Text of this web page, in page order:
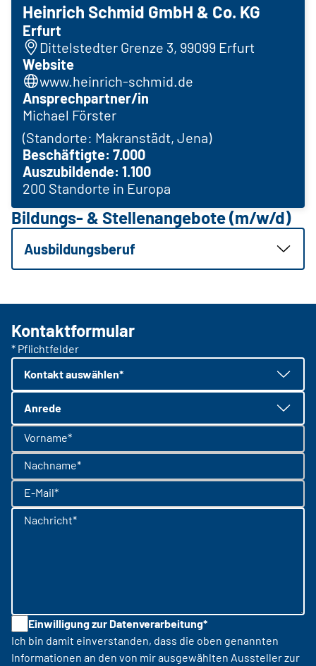
Heinrich Schmid GmbH & Co. KG
Erfurt
Dittelstedter Grenze 3, 99099 Erfurt
Website
www.heinrich-schmid.de
Ansprechpartner/in
Michael Förster
(Standorte: Makranstädt, Jena)
Beschäftigte: 7.000
Auszubildende: 1.100
200 Standorte in Europa
Bildungs- & Stellenangebote (m/w/d)
Ausbildungsberuf
Kontaktformular
* Pflichtfelder
Kontakt auswählen*
Anrede
Vorname*
Nachname*
E-Mail*
Nachricht*
Einwilligung zur Datenverarbeitung*
Ich bin damit einverstanden, dass die oben genannten
Informationen an den von mir ausgewählten Aussteller zur